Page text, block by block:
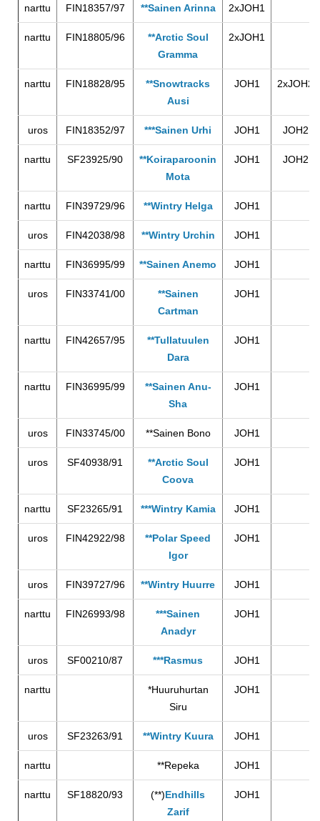
narttu FIN18357/97 **Sainen Arinna 2xJOH1
narttu FIN18805/96
**Arctic Soul
Gramma
2xJOH1
narttu FIN18828/95
**Snowtracks
Ausi
JOH1 2xJOH2
uros FIN18352/97 ***Sainen Urhi JOH1 JOH2
narttu SF23925/90
**Koiraparoonin
Mota
JOH1 JOH2
narttu FIN39729/96 **Wintry Helga JOH1
uros FIN42038/98 **Wintry Urchin JOH1
narttu FIN36995/99 **Sainen Anemo JOH1
uros FIN33741/00
**Sainen
Cartman
JOH1
narttu FIN42657/95
**Tullatuulen
Dara
JOH1
narttu FIN36995/99
**Sainen Anu-
Sha
JOH1
uros FIN33745/00 **Sainen Bono JOH1
uros SF40938/91
**Arctic Soul
Coova
JOH1
narttu SF23265/91 ***Wintry Kamia JOH1
uros FIN42922/98
**Polar Speed
Igor
JOH1
uros FIN39727/96 **Wintry Huurre JOH1
narttu FIN26993/98
***Sainen
Anadyr
JOH1
uros SF00210/87 ***Rasmus JOH1
narttu
*Huuruhurtan
Siru
JOH1
uros SF23263/91 **Wintry Kuura JOH1
narttu **Repeka JOH1
narttu SF18820/93 (**)Endhills
Zarif
JOH1